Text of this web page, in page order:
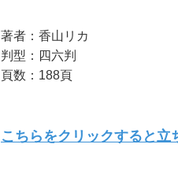
著者：香山リカ
判型：四六判
頁数：188頁
こちらをクリックすると